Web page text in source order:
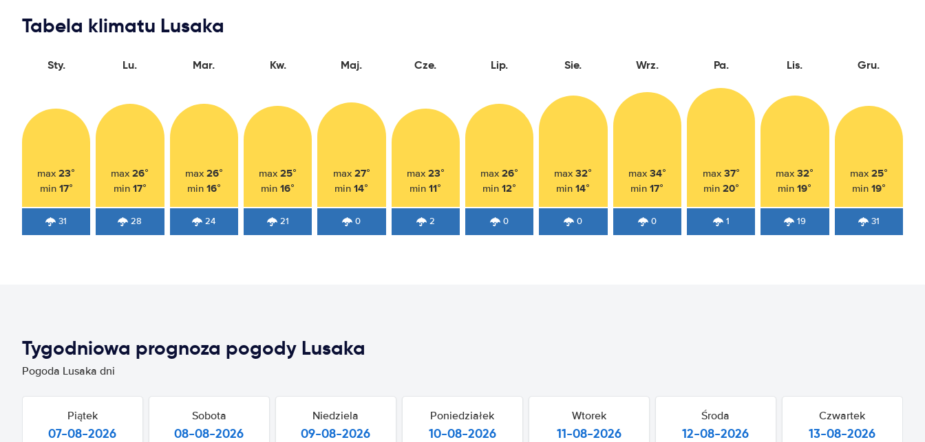
Tabela klimatu Lusaka
Sty.
max23°
min 17°
31
Lu.
max26°
min 17°
28
Mar.
max 26°
min 16°
24
Kw.
max25°
min16°
21
Maj.
max 27°
min14°
0
Cze.
max 23°
min11°
2
Lip.
max26°
min12°
0
Sie.
max32°
min14°
0
Wrz.
max 34°
min17°
0
Pa.
max 37°
min 20°
1
Lis.
max32°
min19°
19
Gru.
max 25°
min 19°
31
Tygodniowa prognoza pogody Lusaka
Pogoda Lusaka dni
Piątek
07-08-2026
Sobota
08-08-2026
Niedziela
09-08-2026
Poniedziałek
10-08-2026
Wtorek
11-08-2026
Środa
12-08-2026
Czwartek
13-08-2026